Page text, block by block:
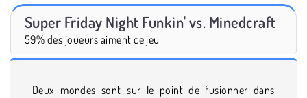
Super Friday Night Funkin' vs. Minedcraft
59% des joueurs aiment ce jeu
Deux mondes sont sur le point de fusionner dans